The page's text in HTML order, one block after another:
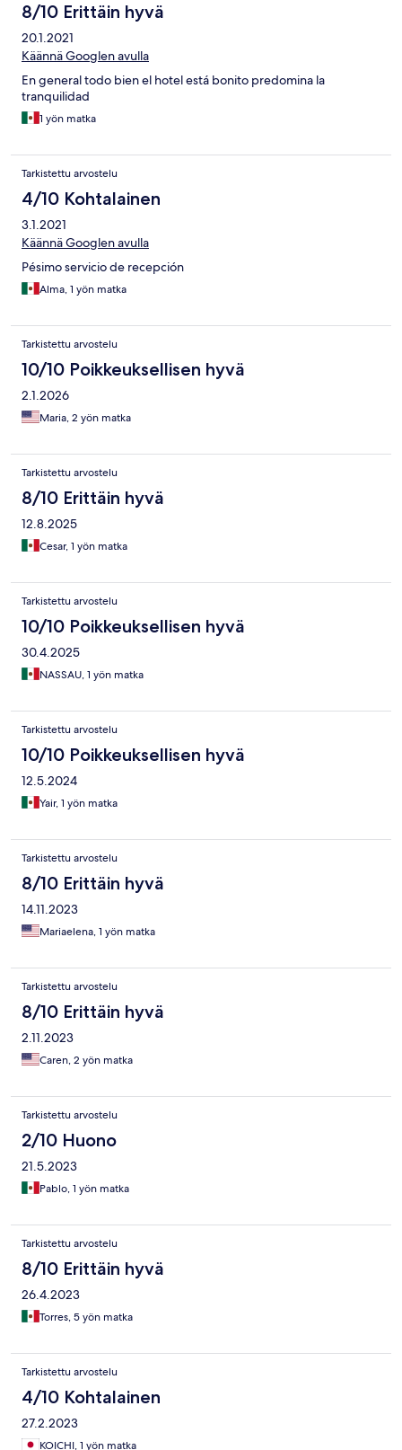
8/10 Erittäin hyvä
20.1.2021
Käännä Googlen avulla
En general todo bien el hotel está bonito predomina la
tranquilidad
1 yön matka
Tarkistettu arvostelu
4/10 Kohtalainen
3.1.2021
Käännä Googlen avulla
Pésimo servicio de recepción
Alma, 1 yön matka
Tarkistettu arvostelu
10/10 Poikkeuksellisen hyvä
2.1.2026
Maria, 2 yön matka
Tarkistettu arvostelu
8/10 Erittäin hyvä
12.8.2025
Cesar, 1 yön matka
Tarkistettu arvostelu
10/10 Poikkeuksellisen hyvä
30.4.2025
NASSAU, 1 yön matka
Tarkistettu arvostelu
10/10 Poikkeuksellisen hyvä
12.5.2024
Yair, 1 yön matka
Tarkistettu arvostelu
8/10 Erittäin hyvä
14.11.2023
Mariaelena, 1 yön matka
Tarkistettu arvostelu
8/10 Erittäin hyvä
2.11.2023
Caren, 2 yön matka
Tarkistettu arvostelu
2/10 Huono
21.5.2023
Pablo, 1 yön matka
Tarkistettu arvostelu
8/10 Erittäin hyvä
26.4.2023
Torres, 5 yön matka
Tarkistettu arvostelu
4/10 Kohtalainen
27.2.2023
KOICHI, 1 yön matka